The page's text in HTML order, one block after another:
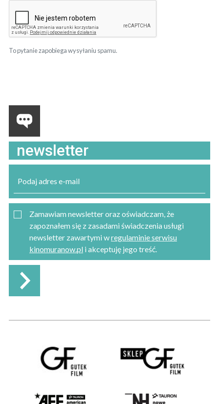
To pytanie zapobiega wysyłaniu spamu.
newsletter
Zamawiam newsletter oraz oświadczam, że
zapoznałem się z zasadami świadczenia usługi
newsletter zawartymi wregulaminie serwisu
kinomuranow.pl i akceptuję jego treść.